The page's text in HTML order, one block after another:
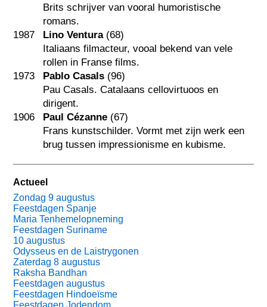
Brits schrijver van vooral humoristische
romans.
1987
Lino Ventura(68)
Italiaans filmacteur, vooal bekend van vele
rollen in Franse films.
1973
Pablo Casals (96)
Pau Casals. Catalaans cellovirtuoos en
dirigent.
1906
Paul Cézanne (67)
Frans kunstschilder. Vormt met zijn werk een
brug tussen impressionisme en kubisme.
Actueel
Zondag 9 augustus
Feestdagen Spanje
Maria Tenhemelopneming
Feestdagen Suriname
10 augustus
Odysseus en de Laistrygonen
Zaterdag 8 augustus
Raksha Bandhan
Feestdagen augustus
Feestdagen Hindoeïsme
Feestdagen Jodendom